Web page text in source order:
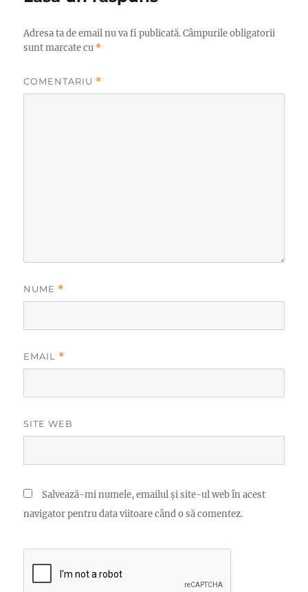
Adresa ta de email nu va fi publicată. Câmpurile obligatorii
sunt marcate cu *
COMENTARIU *
NUME *
EMAIL *
SITE WEB
Salvează-mi numele, emailul și site-ul web în acest
navigator pentru data viitoare când o să comentez.